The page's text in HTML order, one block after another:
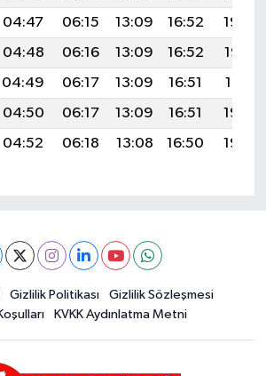
04:47 06:15 13:09 16:52
19:54
04:48 06:16 13:09 16:52
19:52
04:49 06:17 13:09 16:51
19:51
04:50 06:17 13:09 16:51
19:50
04:52 06:18 13:08 16:50 19:48
Gizlilik Politikası
Gizlilik Sözleşmesi
KVKK Aydınlatma Metni